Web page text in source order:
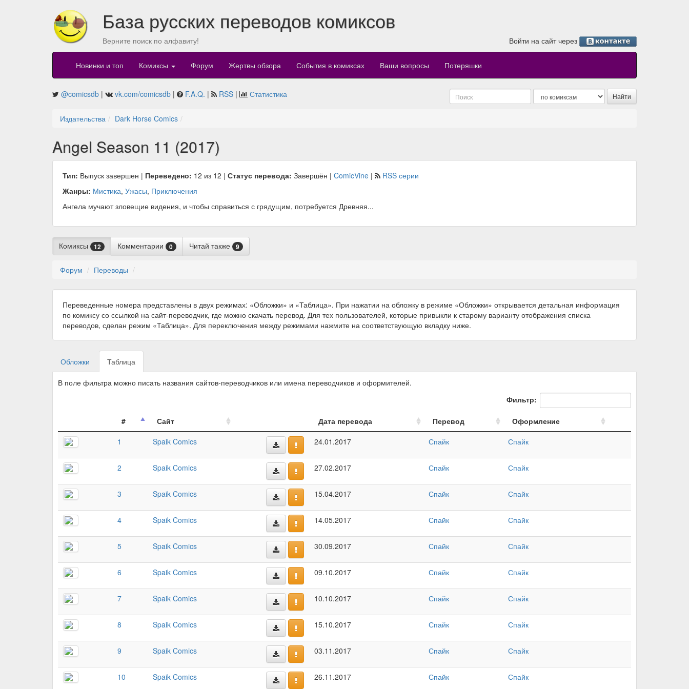
База русских переводов комиксов
Верните поиск по алфавиту! Войти на сайт через
Новинки и топ Комиксы Форум Жертвы обзора События в комиксах Ваши вопросы Потеряшки
@comicsdb | vk.com/comicsdb | F.A.Q. | RSS | Статистика
Издательства Dark Horse Comics
Angel Season 11 (2017)
Тип: Выпуск завершен | Переведено: 12 из 12 | Статус перевода: Завершён | ComicVine |
RSS серии
Жанры: Мистика, Ужасы, Приключения
​Ангела мучают зловещие видения, и чтобы справиться с грядущим, потребуется Древняя...
Комиксы 12 Комментарии 0 Читай также 9
Форум Переводы
Переведенные номера представлены в двух режимах: «Обложки» и «Таблица». При нажатии на обложку в режиме «Обложки» открывается детальная информация
по комиксу со ссылкой на сайт-переводчик, где можно скачать перевод. Для тех пользователей, которые привыкли к старому варианту отображения списка
переводов, сделан режим «Таблица». Для переключения между режимами нажмите на соответствующую вкладку ниже.
Обложки Таблица
В поле фильтра можно писать названия сайтов-переводчиков или имена переводчиков и оформителей.
Фильтр:
# Сайт Дата перевода Перевод
Оформление
1
Spaik Comics 24.01.2017 Спайк Спайк
2 Spaik Comics 27.02.2017 Спайк Спайк
3 Spaik Comics 15.04.2017 Спайк Спайк
4 Spaik Comics 14.05.2017 Спайк Спайк
5 Spaik Comics 30.09.2017 Спайк Спайк
6 Spaik Comics 09.10.2017 Спайк Спайк
7 Spaik Comics 10.10.2017 Спайк Спайк
8 Spaik Comics 15.10.2017 Спайк Спайк
9 Spaik Comics 03.11.2017 Спайк Спайк
10 Spaik Comics 26.11.2017 Спайк Спайк